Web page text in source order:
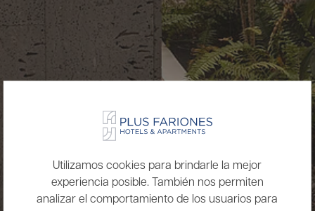
Utilizamos cookies para brindarle la mejor
experiencia posible. También nos permiten
analizar el comportamiento de los usuarios para